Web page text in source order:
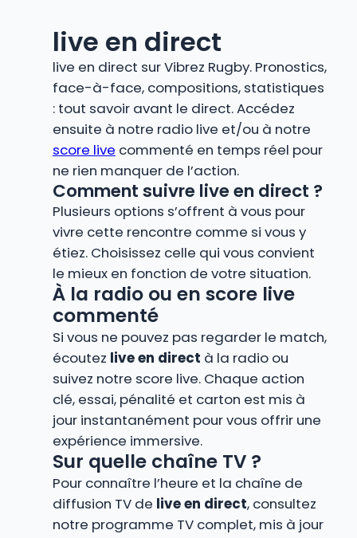
live en direct
live en direct sur Vibrez Rugby. Pronostics,
face-à-face, compositions, statistiques
: tout savoir avant le direct. Accédez
ensuite à notre radio live et/ou à notre
score live commenté en temps réel pour
ne rien manquer de l’action.
Comment suivre live en direct ?
Plusieurs options s’offrent à vous pour
vivre cette rencontre comme si vous y
étiez. Choisissez celle qui vous convient
le mieux en fonction de votre situation.
À la radio ou en score live
commenté
Si vous ne pouvez pas regarder le match,
écoutez live en direct à la radio ou
suivez notre score live. Chaque action
clé, essai, pénalité et carton est mis à
jour instantanément pour vous offrir une
expérience immersive.
Sur quelle chaîne TV ?
Pour connaître l’heure et la chaîne de
diffusion TV de live en direct, consultez
notre programme TV complet, mis à jour